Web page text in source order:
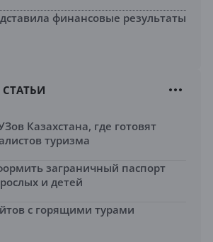
финансовые результаты
Казахстана, где готовят
туризма
заграничный паспорт
и детей
с горящими турами